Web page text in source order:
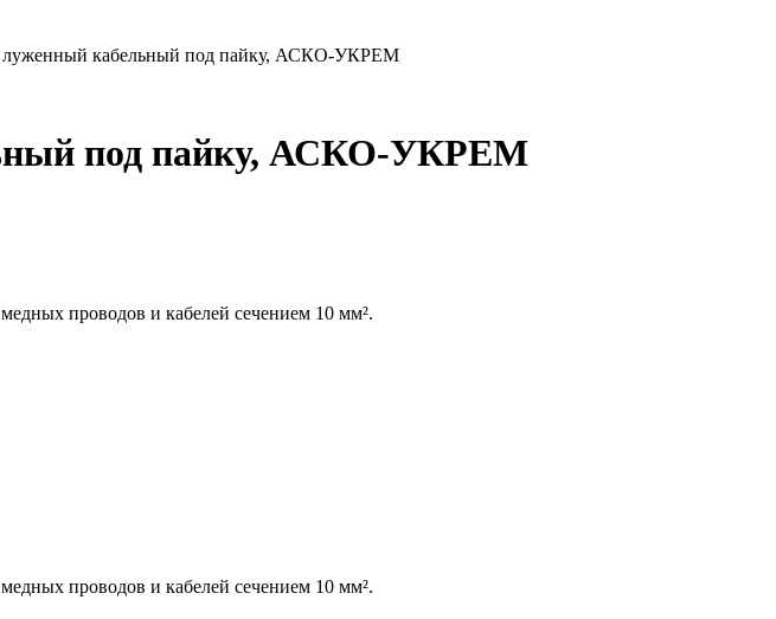
луженный кабельный под пайку, АСКО-УКРЕМ
под пайку, АСКО-УКРЕМ
проводов и кабелей сечением 10 мм².
проводов и кабелей сечением 10 мм².